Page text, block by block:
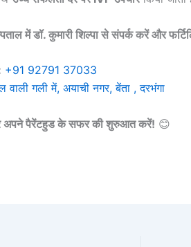
में डॉ. कुमारी शिल्पा से संपर्क करें और
+91 92791 37033
वाली गली में, अयाची नगर, बेंता , दरभंगा
अपने पैरेंटहुड के सफर की शुरुआत करें! 😊